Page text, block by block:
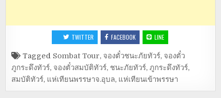
TWITTER FACEBOOK LINE
Tagged Sombat Tour, จองตั๋วชนะภัยทัวร์, จองตั๋ว
ภูกระดึงทัวร์, จองตั๋วสมบัติทัวร์, ชนะภัยทัวร์,ภูกระดึงทัวร์,
สมบัติทัวร์, แห่เทียนพรรษาจ.อุบล, แห่เทียนเข้าพรรษา